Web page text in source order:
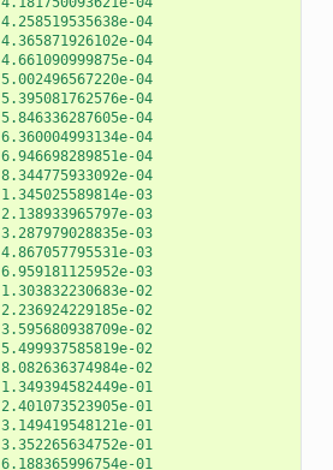
4.258519535638e-04
4.365871926102e-04
4.661090999875e-04
5.002496567220e-04
5.395081762576e-04
5.846336287605e-04
6.360004993134e-04
6.946698289851e-04
8.344775933092e-04
1.345025589814e-03
2.138933965797e-03
3.287979028835e-03
4.867057795531e-03
6.959181125952e-03
1.303832230683e-02
2.236924229185e-02
3.595680938709e-02
5.499937585819e-02
8.082636374984e-02
1.349394582449e-01
2.401073523905e-01
3.149419548121e-01
3.352265634752e-01
6.188365996754e-01